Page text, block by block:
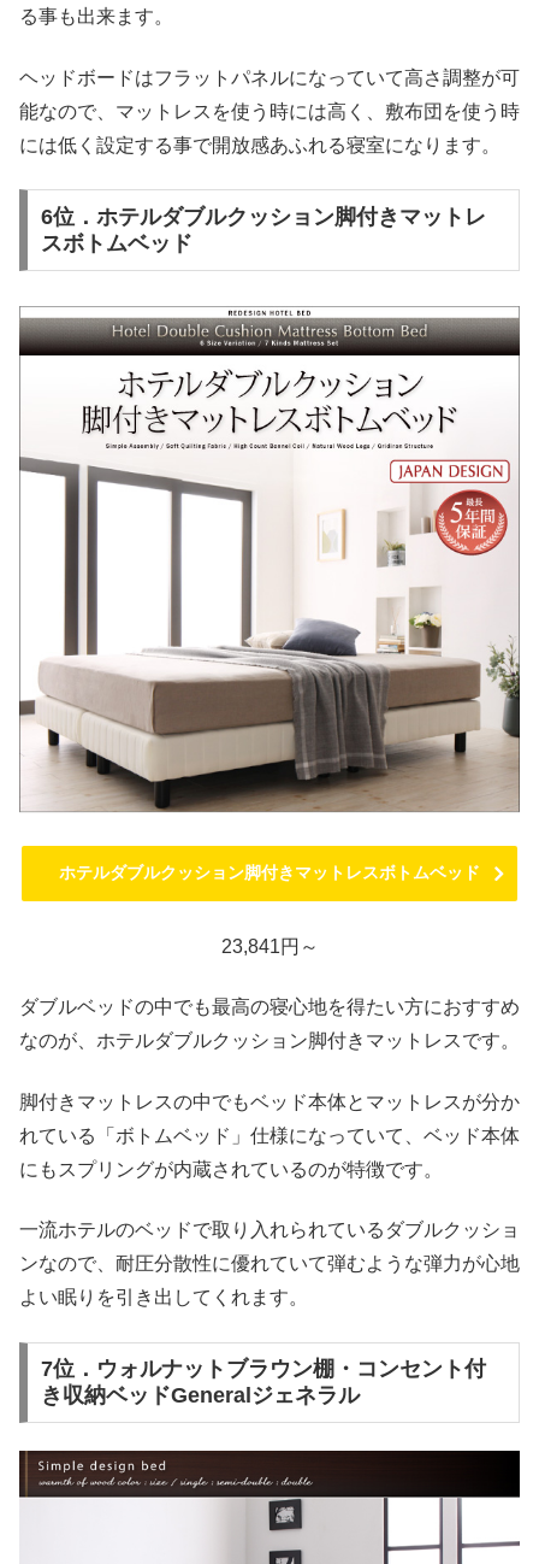
る事も出来ます。
ヘッドボードはフラットパネルになっていて高さ調整が可
能なので、マットレスを使う時には高く、敷布団を使う時
には低く設定する事で開放感あふれる寝室になります。
6位．ホテルダブルクッション脚付きマットレ
スボトムベッド
ホテルダブルクッション脚付きマットレスボトムベッド
23,841円～
ダブルベッドの中でも最高の寝心地を得たい方におすすめ
なのが、ホテルダブルクッション脚付きマットレスです。
脚付きマットレスの中でもベッド本体とマットレスが分か
れている「ボトムベッド」仕様になっていて、ベッド本体
にもスプリングが内蔵されているのが特徴です。
一流ホテルのベッドで取り入れられているダブルクッショ
ンなので、耐圧分散性に優れていて弾むような弾力が心地
よい眠りを引き出してくれます。
7位．ウォルナットブラウン棚・コンセント付
き収納ベッドGeneralジェネラル